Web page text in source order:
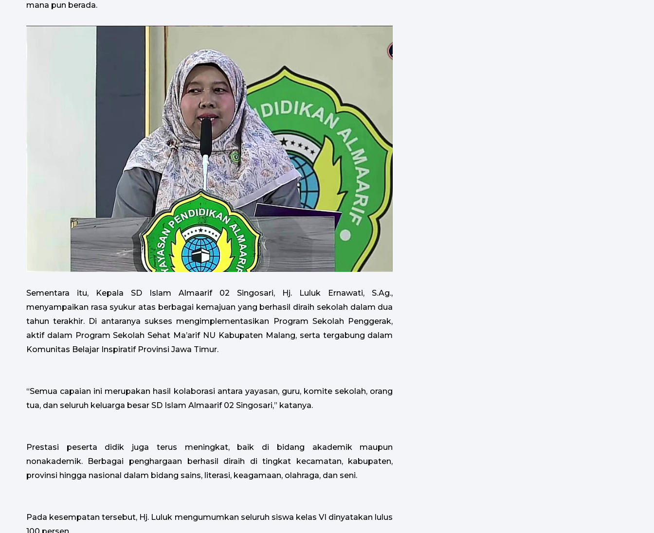
mana pun berada.
Sementara itu, Kepala SD Islam Almaarif 02 Singosari, Hj. Luluk Ernawati, S.Ag.,
menyampaikan rasa syukur atas berbagai kemajuan yang berhasil diraih sekolah dalam dua
tahun terakhir. Di antaranya sukses mengimplementasikan Program Sekolah Penggerak,
aktif dalam Program Sekolah Sehat Ma’arif NU Kabupaten Malang, serta tergabung dalam
Komunitas Belajar Inspiratif Provinsi Jawa Timur.
“Semua capaian ini merupakan hasil kolaborasi antara yayasan, guru, komite sekolah, orang
tua, dan seluruh keluarga besar SD Islam Almaarif 02 Singosari,” katanya.
Prestasi peserta didik juga terus meningkat, baik di bidang akademik maupun
nonakademik. Berbagai penghargaan berhasil diraih di tingkat kecamatan, kabupaten,
provinsi hingga nasional dalam bidang sains, literasi, keagamaan, olahraga, dan seni.
Pada kesempatan tersebut, Hj. Luluk mengumumkan seluruh siswa kelas VI dinyatakan lulus
100 persen.